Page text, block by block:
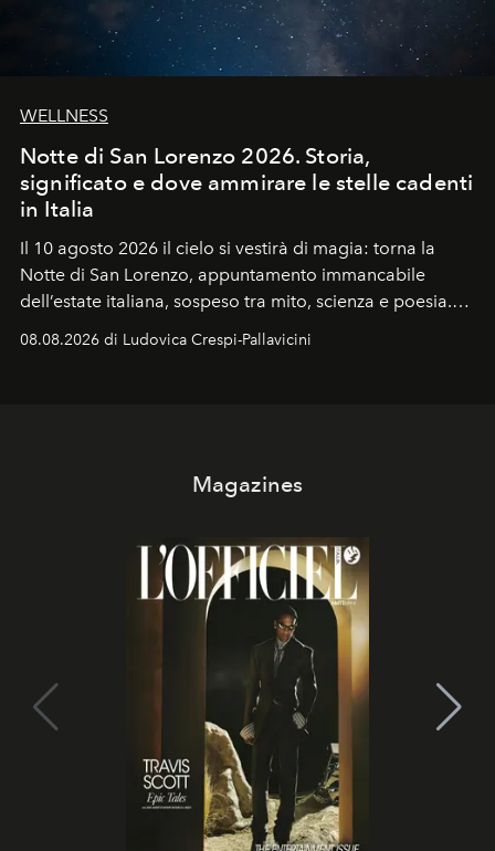
WELLNESS
Notte di San Lorenzo 2026. Storia,
significato e dove ammirare le stelle cadenti
in Italia
Il 10 agosto 2026 il cielo si vestirà di magia: torna la
Notte di San Lorenzo, appuntamento immancabile
dell’estate italiana, sospeso tra mito, scienza e poesia.
Sarà il momento in cui gli occhi si alzano verso la volta
celeste per seguire il passaggio delle
08.08.2026 di Ludovica Crespi-Pallavicini
Magazines